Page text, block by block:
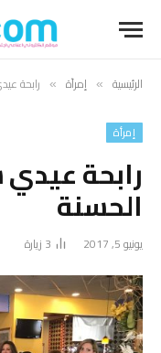
الرئيسية » إمرأة » رابحة
إمرأة
رابحة
الحسنة
يونيو 5, 2017 3 زيارة